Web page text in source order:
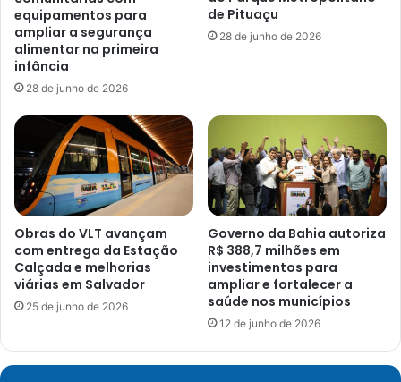
equipamentos para
ampliar a segurança
alimentar na primeira
infância
28 de junho de 2026
de Pituaçu
28 de junho de 2026
Obras do VLT avançam
com entrega da Estação
Calçada e melhorias
viárias em Salvador
25 de junho de 2026
Governo da Bahia autoriza
R$ 388,7 milhões em
investimentos para
ampliar e fortalecer a
saúde nos municípios
12 de junho de 2026